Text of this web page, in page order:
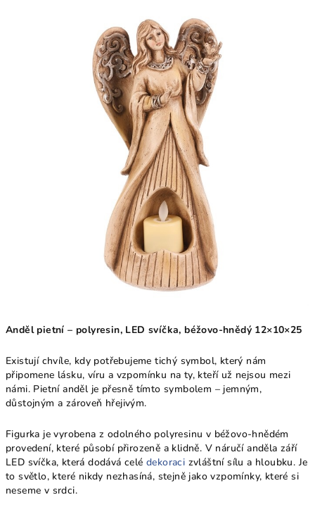
Anděl pietní – polyresin, LED svíčka, béžovo-hnědý 12×10×25
Existují chvíle, kdy potřebujeme tichý symbol, který nám
připomene lásku, víru a vzpomínku na ty, kteří už nejsou mezi
námi. Pietní anděl je přesně tímto symbolem – jemným,
důstojným a zároveň hřejivým.
Figurka je vyrobena z odolného polyresinu v béžovo-hnědém
provedení, které působí přirozeně a klidně. V náručí anděla září
LED svíčka, která dodává celé dekoraci zvláštní sílu a hloubku. Je
to světlo, které nikdy nezhasíná, stejně jako vzpomínky, které si
neseme v srdci.